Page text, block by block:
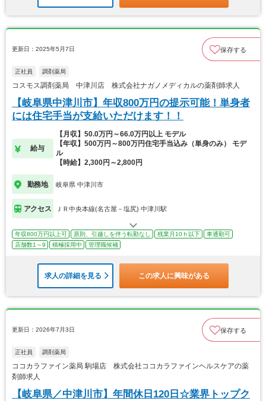
更新日：2025年5月7日 保存する
正社員 調剤薬局
コスモス調剤薬局 中津川店 株式会社ナガノメディカルの薬剤師求人
【岐阜県中津川市】年収800万円の提示可能！単身者
には住宅手当が支給いただけます！！
給与
【月収】50.0万円～66.0万円以上 モデル
【年収】500万円～800万円住宅手当込み（単身のみ） モデ
ル
【時給】2,300円～2,800円
勤務地 岐阜県 中津川市
アクセス ＪＲ中央本線(名古屋－塩尻) 中津川駅
年収800万円以上可 原則、引越しを伴う転勤なし 残業月10ｈ以下
車通勤可
店舗数1～9
積極採用中 管理職候補
求人の詳細を見る この求人に興味がある
更新日：2026年7月3日 保存する
正社員 調剤薬局
ココカラファイン薬局 駒場店 株式会社ココカラファインヘルスケアの薬
剤師求人
【岐阜県／中津川市】年間休日120日☆業界トップク